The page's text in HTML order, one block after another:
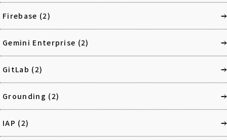
Firebase (2)
Gemini Enterprise (2)
GitLab (2)
Grounding (2)
IAP (2)